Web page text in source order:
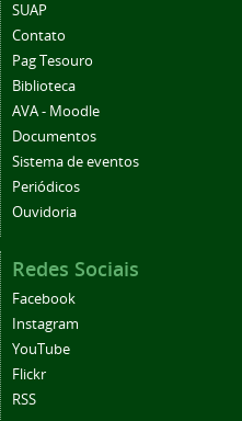
Contato
Pag Tesouro
Biblioteca
AVA - Moodle
Documentos
Sistema de eventos
Periódicos
Ouvidoria
Facebook
Instagram
YouTube
Flickr
RSS